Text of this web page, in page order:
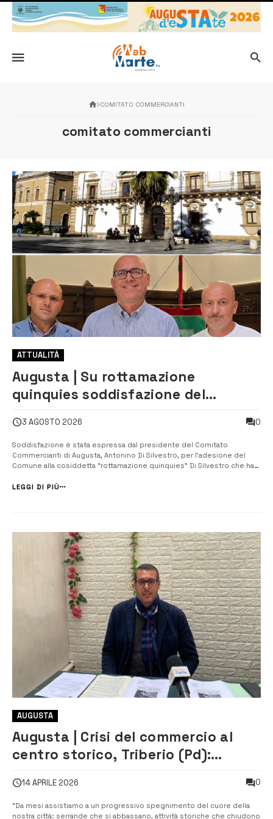
COMITATO COMMERCIANTI
comitato commercianti
ATTUALITÀ
Augusta | Su rottamazione
quinquies soddisfazione del
3 AGOSTO 2026 0
Soddisfazione è stata espressa dal presidente del Comitato
Commercianti di Augusta, Antonino Di Silvestro, per l’adesione del
Comune alla cosiddetta “rottamazione quinquies” Di Silvestro che ha
richieste avanzate all’Amministrazione comunale dopo il suo i...
LEGGI DI PIÙ
AUGUSTA
Augusta | Crisi del commercio al
centro storico, Triberio (Pd):
14 APRILE 2026 0
“Da mesi assistiamo a un progressivo spegnimento del cuore della
nostra città: serrande che si abbassano, attività storiche che chiudono